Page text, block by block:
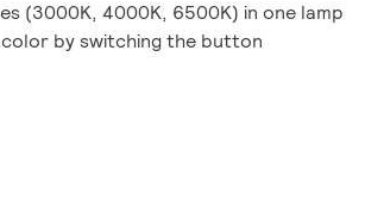
(3000K, 4000K, 6500K) in one lamp
by switching the button